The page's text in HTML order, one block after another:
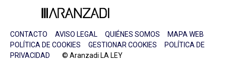
CONTACTO AVISO LEGAL QUIÉNES SOMOS
MAPA WEB
POLÍTICA DE COOKIES
GESTIONAR COOKIES
POLÍTICA DE
PRIVACIDAD © Aranzadi LA LEY